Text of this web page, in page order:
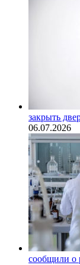
закрыть
06.07.2026
сообщили о